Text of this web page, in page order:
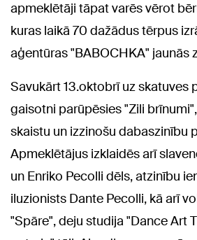
apmeklētāji tāpat varēs vērot
kuras laikā 70 dažādus tērpus
aģentūras "BABOCHKA" jaunās
Savukārt 13.oktobrī uz skatuves
gaisotni parūpēsies "Zili
skaistu un izzinošu dabaszinību
Apmeklētājus izklaidēs arī
un Enriko Pecolli dēls, atzinību
iluzionists Dante Pecolli, kā arī
"Spāre", deju studija "Dance Art